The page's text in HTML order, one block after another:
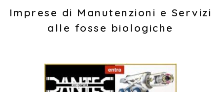
Imprese di Manutenzioni e Servizi
alle fosse biologiche